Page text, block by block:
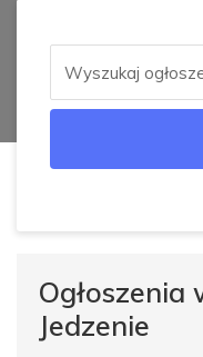
Jedzenie